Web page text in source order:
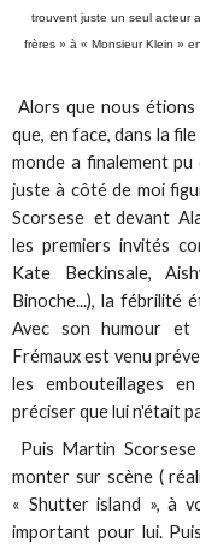
trouvent juste un seul acteur
frères » à « Monsieur Klein »
Alors que nous
que, en face, dans la
monde a finalement
juste à côté de moi
Scorsese et devant
les premiers invités
Kate Beckinsale,
Binoche...), la fébrilité
Avec son humour et
Frémaux est venu
les embouteillages
préciser que lui n'était
Puis Martin
monter sur scène (
« Shutter island », à
important pour lui.